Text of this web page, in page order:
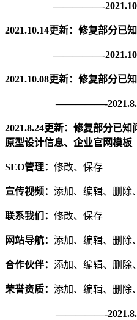
—————-
2021.10.14更新：修复部分已
—————-
2021.10.08更新：修复部分已
—————-
2021.8.24更新：修复部分已
原型设计信息、企业官网模板
SEO管理： 修改、保存
宣传视频： 添加、编辑、删除
联系我们： 修改、保存
网站导航： 添加、编辑、删除
合作伙伴： 添加、编辑、删除
荣誉资质： 添加、编辑、删除
—————-